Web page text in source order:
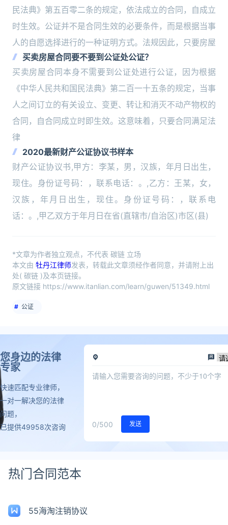
民法典》第五百零二条的规定，依法成立的合同，自成立
时生效。公证并不是合同生效的必要条件，而是根据当事
人的自愿选择进行的一种证明方式。法规因此，只要房屋
买卖房屋合同要不要到公证处公证？
买卖房屋合同本身不需要到公证处进行公证，因为根据
《中华人民共和国民法典》第二百一十五条的规定，当事
人之间订立的有关设立、变更、转让和消灭不动产物权的
合同，自合同成立时即生效。这意味着，只要合同满足法
律
2020最新财产公证协议书样本
财产公证协议书,甲方：李某，男，汉族，年月日出生，
现住。身份证号码：，联系电话：。,乙方：王某，女，
汉族，年月日出生，现住。身份证号码：，联系电
话：。,甲乙双方于年月日在省(直辖市/自治区)市区(县)
*文章为作者独立观点，不代表 碳链 立场
本文由 牡丹江律师发表，转载此文章须经作者同意，并请附上出
处( 碳链 )及本页链接。
原文链接 https://www.itanlian.com/learn/guwen/51349.html
公证
您身边的法律
专家
快速匹配专业律师，
一对一解决您的法律
问题，
已提供49958次咨询
0/500 发送
热门合同范本
55海淘注销协议